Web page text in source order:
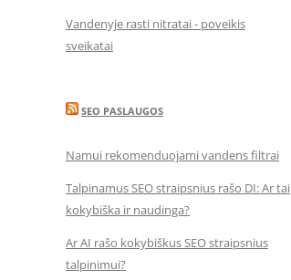
Vandenyje rasti nitratai - poveikis
sveikatai
SEO PASLAUGOS
Namui rekomenduojami vandens filtrai
Talpinamus SEO straipsnius rašo DI: Ar tai
kokybiška ir naudinga?
Ar AI rašo kokybiškus SEO straipsnius
talpinimui?